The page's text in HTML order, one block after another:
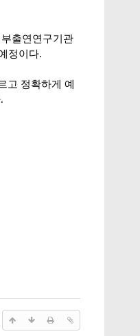
출연연구기관
정이다.
고 정확하게 예